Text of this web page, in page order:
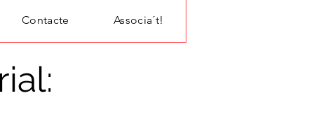
Contacte Associa´t!